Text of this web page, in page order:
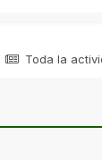
Toda la